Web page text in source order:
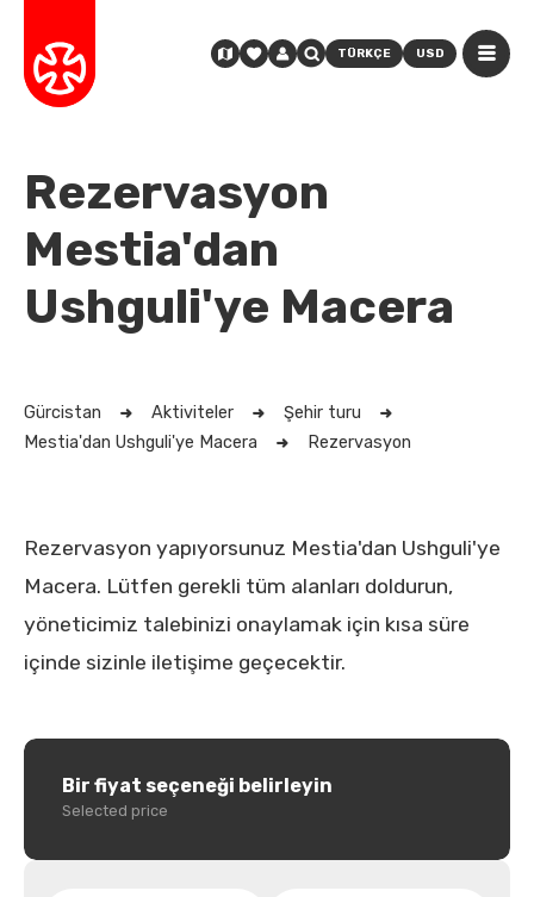
TÜRKÇE USD
Rezervasyon
Mestia'dan
Ushguli'ye Macera
Gürcistan Aktiviteler
Şehir turu
Mestia'dan Ushguli'ye Macera
Rezervasyon
Rezervasyon yapıyorsunuz Mestia'dan Ushguli'ye
Macera. Lütfen gerekli tüm alanları doldurun,
yöneticimiz talebinizi onaylamak için kısa süre
içinde sizinle iletişime geçecektir.
Bir fiyat seçeneği belirleyin
Selected price